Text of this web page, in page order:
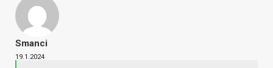
Smanci
19.1.2024